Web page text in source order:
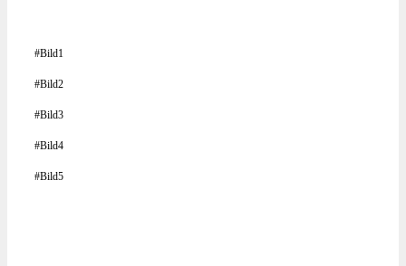
#Bild1
#Bild2
#Bild3
#Bild4
#Bild5